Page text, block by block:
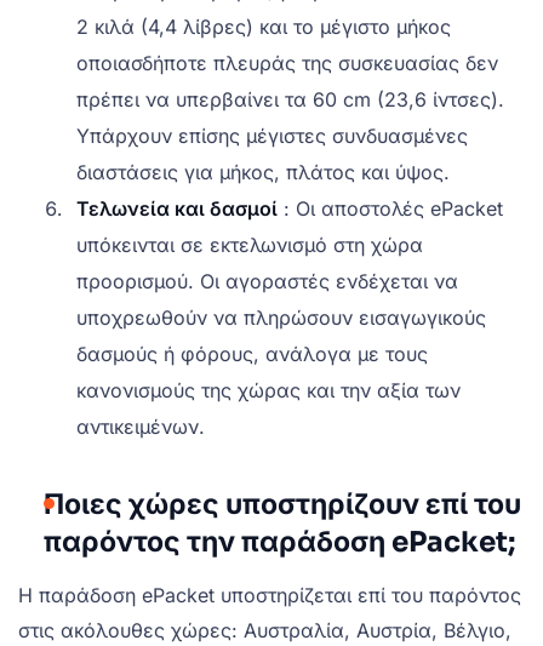
2 κιλά (4,4 λίβρες) και το μέγιστο μήκος
οποιασδήποτε πλευράς της συσκευασίας δεν
πρέπει να υπερβαίνει τα 60 cm (23,6 ίντσες).
Υπάρχουν επίσης μέγιστες συνδυασμένες
διαστάσεις για μήκος, πλάτος και ύψος.
Τελωνεία και δασμοί : Οι αποστολές ePacket
υπόκεινται σε εκτελωνισμό στη χώρα
προορισμού. Οι αγοραστές ενδέχεται να
υποχρεωθούν να πληρώσουν εισαγωγικούς
δασμούς ή φόρους, ανάλογα με τους
κανονισμούς της χώρας και την αξία των
αντικειμένων.
Ποιες χώρες υποστηρίζουν επί του
παρόντος την παράδοση ePacket;
Η παράδοση ePacket υποστηρίζεται επί του παρόντος
στις ακόλουθες χώρες: Αυστραλία, Αυστρία, Βέλγιο,